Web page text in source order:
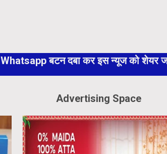
Whatsapp बटन दबा कर इस न्यूज को शेयर
Advertising Space